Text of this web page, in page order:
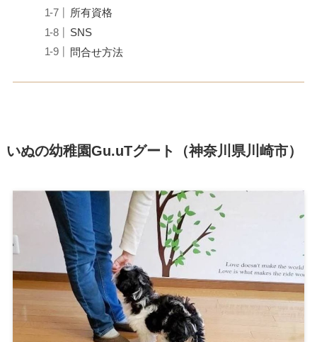
所有資格
SNS
問合せ方法
いぬの幼稚園Gu.uTグート（神奈川県川崎市）